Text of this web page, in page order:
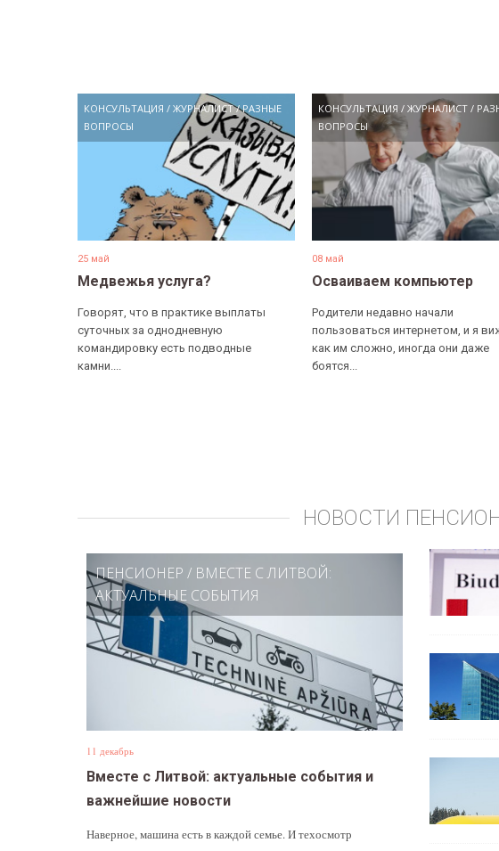
КОНСУЛЬТАЦИЯ / ЖУРНАЛИСТ/РАЗНЫЕ
ВОПРОСЫ
25 май
Медвежья услуга?
Говорят, что в практике выплаты
суточных за однодневную
командировку есть подводные
камни....
КОНСУЛЬТАЦИЯ /ЖУРНАЛИСТ /
ВОПРОСЫ
08 май
Осваиваем компьютер
Родители недавно начали
пользоваться интернетом, и я
как им сложно, иногда они даже
боятся...
НОВОСТИ
ПЕНСИОНЕР / ВМЕСТЕ С ЛИТВОЙ:
АКТУАЛЬНЫЕ СОБЫТИЯ
11 декабрь
Вместе с Литвой: актуальные события и
важнейшие новости
Наверное, машина есть в каждой семье. И техосмотр